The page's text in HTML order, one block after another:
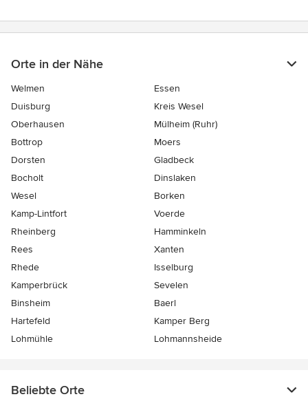
Orte in der Nähe
Welmen
Essen
Duisburg
Kreis Wesel
Oberhausen
Mülheim (Ruhr)
Bottrop
Moers
Dorsten
Gladbeck
Bocholt
Dinslaken
Wesel
Borken
Kamp-Lintfort
Voerde
Rheinberg
Hamminkeln
Rees
Xanten
Rhede
Isselburg
Kamperbrück
Sevelen
Binsheim
Baerl
Hartefeld
Kamper Berg
Lohmühle
Lohmannsheide
Beliebte Orte